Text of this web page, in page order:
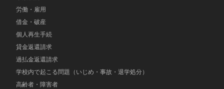
労働・雇用
借金・破産
個人再生手続
貸金返還請求
過払金返還請求
学校内で起こる問題（いじめ・事故・退学処分）
高齢者・障害者